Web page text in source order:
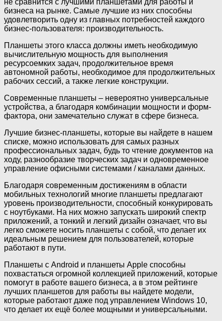
бизнеса на рынке. Самые лучшие из них способны
удовлетворить одну из главных потребностей каждого
бизнес-пользователя: производительность.
Планшеты этого класса должны иметь необходимую
вычислительную мощность для выполнения
ресурсоемких задач, продолжительное время
автономной работы, необходимое для продолжительных
рабочих сессий, а также легкие конструкции.
Современные планшеты – невероятно универсальные
устройства, а благодаря комбинации мощности и форм-
фактора, они замечательно служат в сфере бизнеса.
Лучшие бизнес-планшеты, которые вы найдете в нашем
списке, можно использовать для самых разных
профессиональных задач, будь то чтение документов на
ходу, разнообразие творческих задач и одновременное
управление офисными системами / каналами данных.
Благодаря современным достижениям в области
мобильных технологий многие планшеты предлагают
уровень производительности, способный конкурировать
с ноутбуками. На них можно запускать широкий спектр
приложений, а тонкий и легкий дизайн означает, что вы
легко сможете носить планшеты с собой, что делает их
идеальным решением для пользователей, которые
работают в пути.
Планшеты с Android и планшеты Apple способны
похвастаться огромной коллекцией приложений, которые
помогут в работе вашего бизнеса, а в этом рейтинге
лучших планшетов для работы вы найдете модели,
которые работают даже под управлением Windows 10,
что делает их ещё более мощными и универсальными.